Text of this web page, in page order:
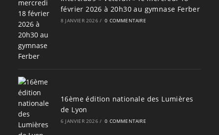
février 2026 à 20h30 au gymnase Ferber
8 JANVIER 2026 / 0 COMMENTAIRE
16ème édition nationale des Lumières
de Lyon
6 JANVIER 2026 / 0 COMMENTAIRE